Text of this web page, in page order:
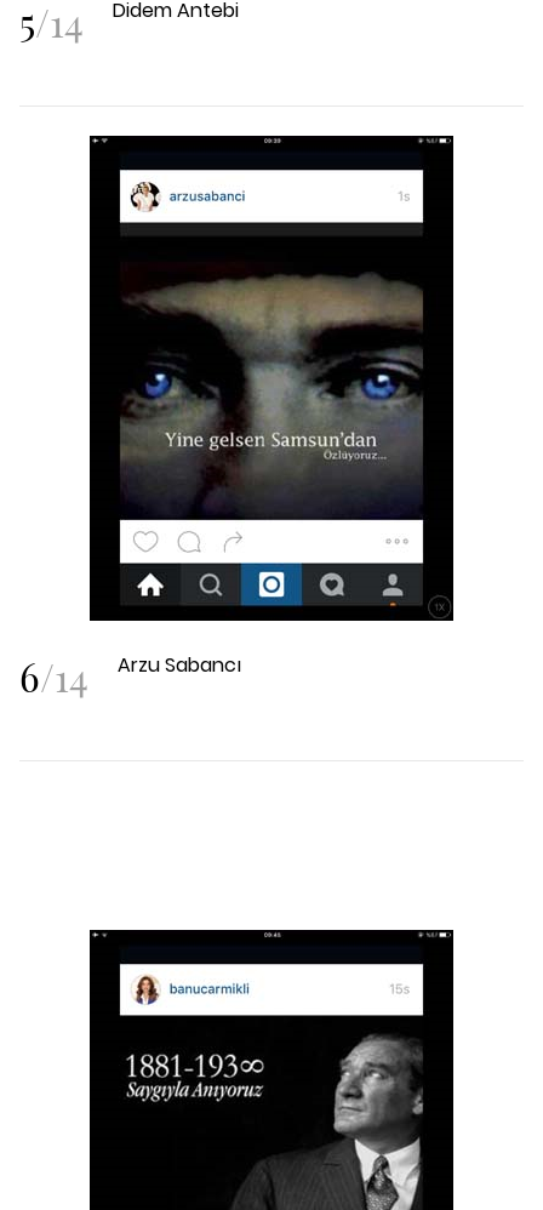
5/14 Didem Antebi
6/14 Arzu Sabancı